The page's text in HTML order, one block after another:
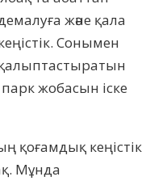
жә­не қала
Сонымен
жобасын іске
қоғам­дық кеңістік
Мұнда